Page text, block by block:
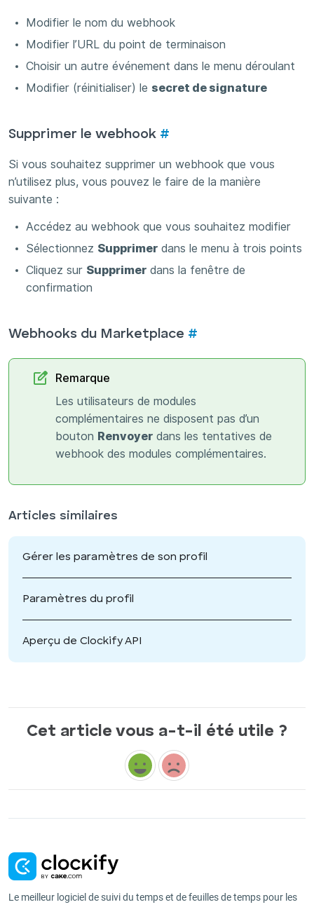
Modifier le nom du webhook
Modifier l’URL du point de terminaison
Choisir un autre événement dans le menu déroulant
Modifier (réinitialiser) le secret de signature
Supprimer le webhook #
Si vous souhaitez supprimer un webhook que vous
n’utilisez plus, vous pouvez le faire de la manière
suivante :
Accédez au webhook que vous souhaitez modifier
Sélectionnez Supprimer dans le menu à trois points
Cliquez sur Supprimer dans la fenêtre de
confirmation
Webhooks du Marketplace #
Remarque
Les utilisateurs de modules
complémentaires ne disposent pas d’un
bouton Renvoyer dans les tentatives de
webhook des modules complémentaires.
Articles similaires
Gérer les paramètres de son profil
Paramètres du profil
Aperçu de Clockify API
Cet article vous a-t-il été utile ?
Le meilleur logiciel de suivi du temps et de feuilles de temps pour les